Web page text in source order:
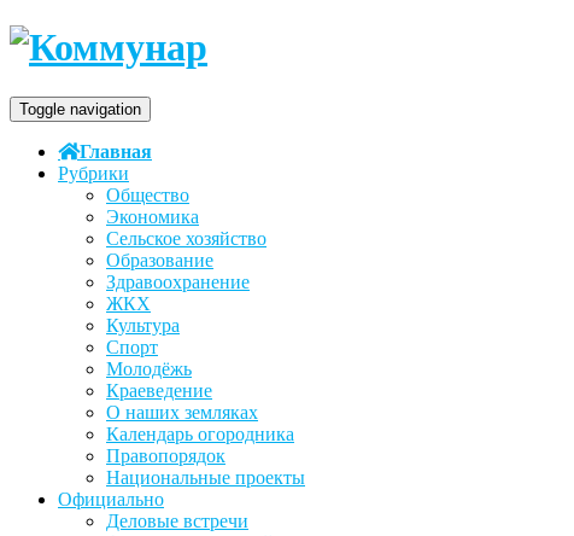
Toggle navigation
Главная
Рубрики
Общество
Экономика
Сельское хозяйство
Образование
Здравоохранение
ЖКХ
Культура
Спорт
Молодёжь
Краеведение
О наших земляках
Календарь огородника
Правопорядок
Национальные проекты
Официально
Деловые встречи